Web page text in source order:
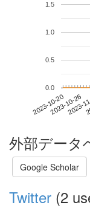
2023-10-202023-10-26
2023-
0.0
0.5
1.0
1.5
外部データ
Google Scholar
Twitter (2